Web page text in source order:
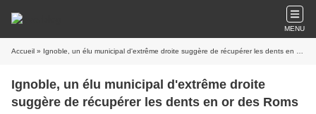
MENU
Accueil » Ignoble, un élu municipal d'extrême droite suggère de récupérer les dents en or des Roms
Ignoble, un élu municipal d'extrême droite
suggère de récupérer les dents en or des Roms